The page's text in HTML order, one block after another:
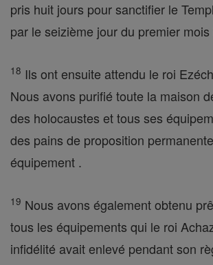
pris huit jours pour sanctifier le
par le seizième jour du premier
18 Ils ont ensuite attendu le roi
Nous avons purifié toute la maison
des holocaustes et tous ses
des pains de proposition
équipement .
19 Nous avons également obtenu
tous les équipements qui le roi
infidélité avait enlevé pendant son